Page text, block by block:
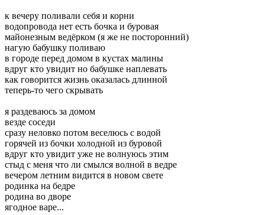
к вечеру поливали себя и корни
водопровода нет есть бочка и буровая
майонезным ведёрком (я же не посторонний)
нагую бабушку поливаю
в городе перед домом в кустах малины
вдруг кто увидит но бабушке наплевать
как говорится жизнь оказалась длинной
теперь-то чего скрывать
я раздеваюсь за домом
везде соседи
сразу неловко потом веселюсь с водой
горячей из бочки холодной из буровой
вдруг кто увидит уже не волнуюсь этим
стыд с меня что ли смылся волной в ведре
вечером летним видится в новом свете
родинка на бедре
родина во дворе
ягодное варе...